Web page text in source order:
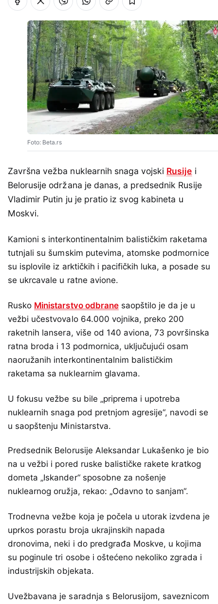
Foto: Beta.rs
Završna vežba nuklearnih snaga vojski Rusije i
Belorusije održana je danas, a predsednik Rusije
Vladimir Putin ju je pratio iz svog kabineta u
Moskvi.
Kamioni s interkontinentalnim balističkim raketama
tutnjali su šumskim putevima, atomske podmornice
su isplovile iz arktičkih i pacifičkih luka, a posade su
se ukrcavale u ratne avione.
Rusko Ministarstvo odbranesaopštilo je da je u
vežbi učestvovalo 64.000 vojnika, preko 200
raketnih lansera, više od 140 aviona, 73 površinska
ratna broda i 13 podmornica, uključujući osam
naoružanih interkontinentalnim balističkim
raketama sa nuklearnim glavama.
U fokusu vežbe su bile „priprema i upotreba
nuklearnih snaga pod pretnjom agresije“, navodi se
u saopštenju Ministarstva.
Predsednik Belorusije Aleksandar Lukašenko je bio
na u vežbi i pored ruske balističke rakete kratkog
dometa „Iskander“ sposobne za nošenje
nuklearnog oružja, rekao: „Odavno to sanjam“.
Trodnevna vežbe koja je počela u utorak izvdena je
uprkos porastu broja ukrajinskih napada
dronovima, neki i do predgrađa Moskve, u kojima
su poginule tri osobe i oštećeno nekoliko zgrada i
industrijskih objekata.
Uvežbavana je saradnja s Belorusijom, saveznicom